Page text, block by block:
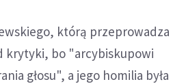
którą przeprowadza
krytyki, bo "arcybiskupowi
głosu", a jego homilia była